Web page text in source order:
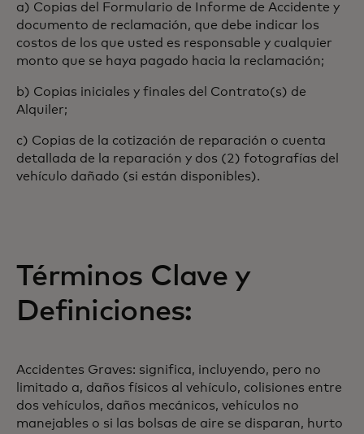
a) Copias del Formulario de Informe de Accidente y
documento de reclamación, que debe indicar los
costos de los que usted es responsable y cualquier
monto que se haya pagado hacia la reclamación;
b) Copias iniciales y finales del Contrato(s) de
Alquiler;
c) Copias de la cotización de reparación o cuenta
detallada de la reparación y dos (2) fotografías del
vehículo dañado (si están disponibles).
Términos Clave y
Definiciones:
Accidentes Graves: significa, incluyendo, pero no
limitado a, daños físicos al vehículo, colisiones entre
dos vehículos, daños mecánicos, vehículos no
manejables o si las bolsas de aire se disparan, hurto